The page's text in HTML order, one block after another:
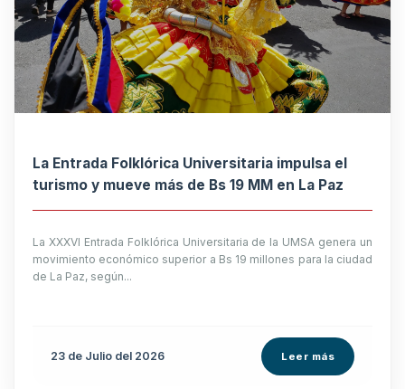
La Entrada Folklórica Universitaria impulsa el
turismo y mueve más de Bs 19 MM en La Paz
La XXXVI Entrada Folklórica Universitaria de la UMSA genera un
movimiento económico superior a Bs 19 millones para la ciudad
de La Paz, según...
23 de Julio del 2026 Leer más